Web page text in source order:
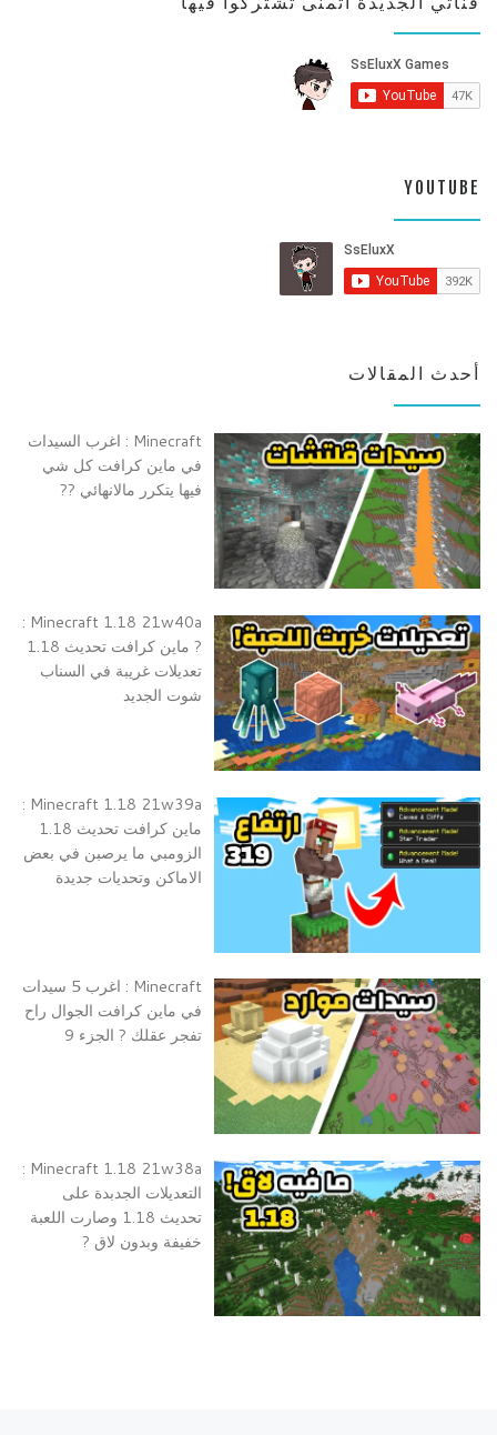
YOUTUBE
أحدث المقالات
Minecraft : اغرب السيدات
في ماين كرافت كل شي
فيها يتكرر مالانهائي ??
Minecraft 1.18 21w40a :
? ماين كرافت تحديث 1.18
تعديلات غريبة في السناب
شوت الجديد
Minecraft 1.18 21w39a :
ماين كرافت تحديث 1.18
الزومبي ما يرصبن في بعض
الاماكن وتحديات جديدة
Minecraft : اغرب 5 سيدات
في ماين كرافت الجوال راح
تفجر عقلك ? الجزء 9
Minecraft 1.18 21w38a :
التعديلات الجدبدة على
تحديث 1.18 وصارت اللعبة
خفيفة وبدون لاق ?